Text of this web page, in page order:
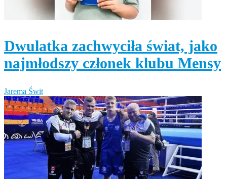
Dwulatka zachwyciła świat, jako
najmłodszy członek klubu Mensy
Jarema Świt